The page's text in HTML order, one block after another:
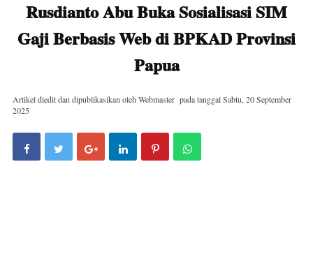
Rusdianto Abu Buka Sosialisasi SIM
Gaji Berbasis Web di BPKAD Provinsi
Papua
Artikel diedit dan dipublikasikan oleh Webmaster pada tanggalSabtu, 20 September
2025